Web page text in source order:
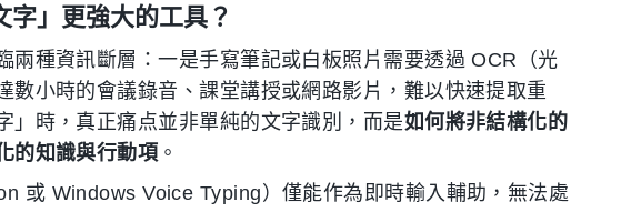
」更強大的工具？
兩種資訊斷層：一是手寫筆記或白板照片需要透過 OCR（光
數小時的會議錄音、課堂講授或網路影片，難以快速提取重
」時，真正痛点並非單純的文字識別，而是如何將非結構化的
的知識與行動項 。
或 Windows Voice Typing）僅能作為即時輸入輔助，無法處